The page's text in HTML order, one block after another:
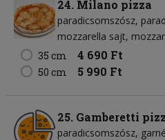
24. Milano pizza
paradicsomszósz
mozzarella sajt
35 cm
4 690 Ft
50 cm 5 990 Ft
25. Gamberetti
paradicsomszósz